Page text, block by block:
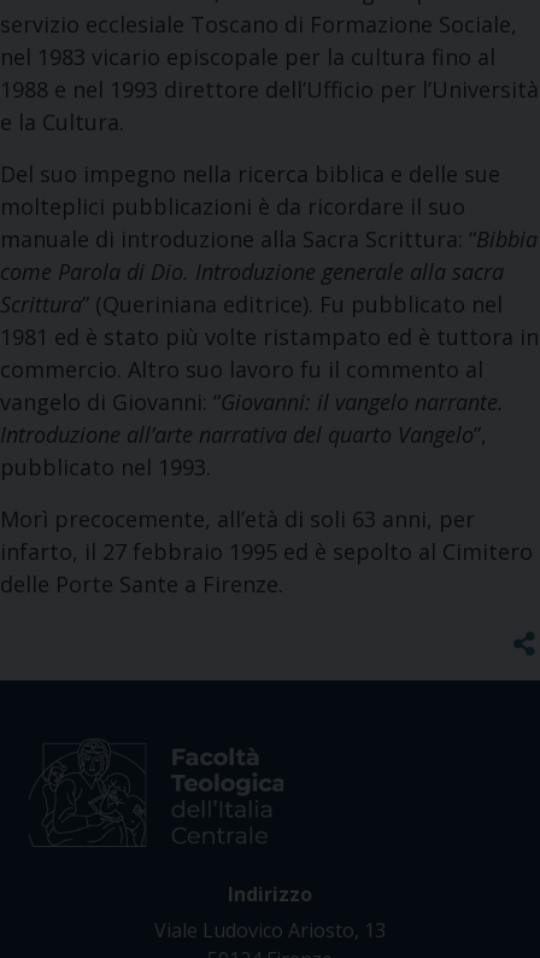
servizio ecclesiale Toscano di Formazione Sociale,
nel 1983 vicario episcopale per la cultura fino al
1988 e nel 1993 direttore dell’Ufficio per l’Università
e la Cultura.
Del suo impegno nella ricerca biblica e delle sue
molteplici pubblicazioni è da ricordare il suo
manuale di introduzione alla Sacra Scrittura: “Bibbia
come Parola di Dio. Introduzione generale alla sacra
Scrittura” (Queriniana editrice). Fu pubblicato nel
1981 ed è stato più volte ristampato ed è tuttora in
commercio. Altro suo lavoro fu il commento al
vangelo di Giovanni: “Giovanni: il vangelo narrante.
Introduzione all’arte narrativa del quarto Vangelo”,
pubblicato nel 1993.
Morì precocemente, all’età di soli 63 anni, per
infarto, il 27 febbraio 1995 ed è sepolto al Cimitero
delle Porte Sante a Firenze.
Indirizzo
Viale Ludovico Ariosto, 13